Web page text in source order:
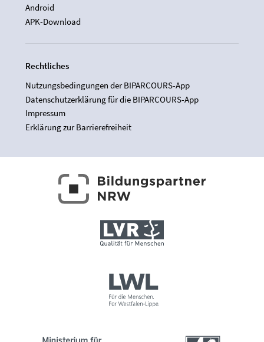
Android
APK-Download
Rechtliches
Nutzungsbedingungen der BIPARCOURS-App
Datenschutzerklärung für die BIPARCOURS-App
Impressum
Erklärung zur Barrierefreiheit